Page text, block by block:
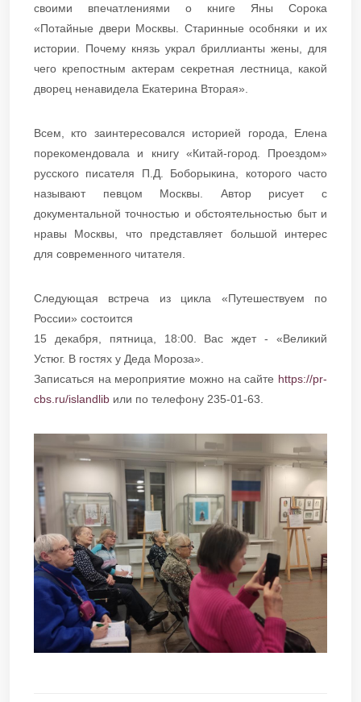
своими впечатлениями о книге Яны Сорока
«Потайные двери Москвы. Старинные особняки и их
истории. Почему князь украл бриллианты жены, для
чего крепостным актерам секретная лестница, какой
дворец ненавидела Екатерина Вторая».
Всем, кто заинтересовался историей города, Елена
порекомендовала и книгу «Китай-город. Проездом»
русского писателя П.Д. Боборыкина, которого часто
называют певцом Москвы. Автор рисует с
документальной точностью и обстоятельностью быт и
нравы Москвы, что представляет большой интерес
для современного читателя.
Следующая встреча из цикла «Путешествуем по
России» состоится
15 декабря, пятница, 18:00. Вас ждет - «Великий
Устюг. В гостях у Деда Мороза».
Записаться на мероприятие можно на сайте https://pr-
cbs.ru/islandlib или по телефону 235-01-63.